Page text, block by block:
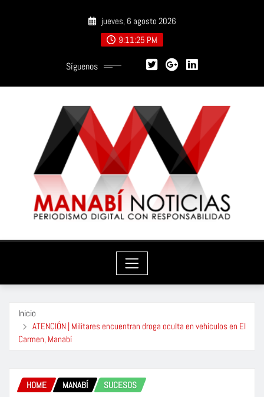
jueves, 6 agosto 2026
9:11:27 PM
Síguenos
Inicio
ATENCIÓN | Militares encuentran droga oculta en vehículos en El
Carmen, Manabí
HOME MANABÍ SUCESOS